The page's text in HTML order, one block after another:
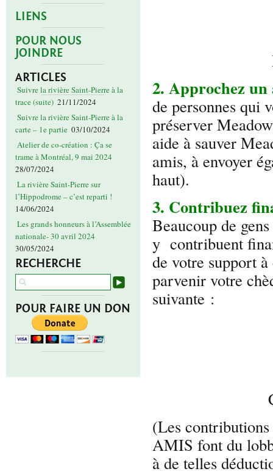
LIENS
POUR NOUS
JOINDRE
ARTICLES
Suivre la rivière Saint-Pierre à la
trace (suite) 21/11/2024
Suivre la rivière Saint-Pierre à la
carte – 1e partie 03/10/2024
Atelier de co-création : Ça se
trame à Montréal, 9 mai 2024
28/07/2024
La rivière Saint-Pierre sur
l’Hippodrome – c’est reparti !
14/06/2024
Les grands honneurs à l’Assemblée
nationale- 30 avril 2024
30/05/2024
RECHERCHE
POUR FAIRE UN DON
2. Approchez
de personnes qui
préserver
aide à sauver
amis, à envoyer
haut).
3. Contribuez
Beaucoup de
y contribuent
de votre support
parvenir votre
suivante :
(Les contributions
AMIS font du
à de telles